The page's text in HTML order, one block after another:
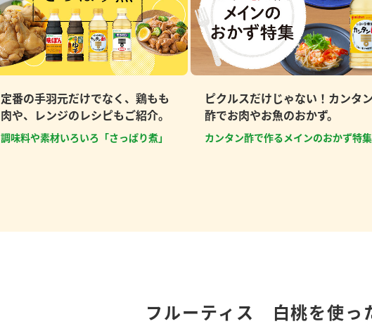
定番の手羽元だけでなく、鶏もも
肉や、レンジのレシピもご紹介。
調味料や素材いろいろ「さっぱり煮」
ピクルスだけじゃない！カンタン
酢でお肉やお魚のおかず。
カンタン酢で作るメインのおかず特集
フルーティス 白桃を使っ